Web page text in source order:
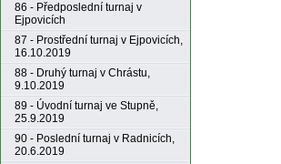
86 - Předposlední turnaj v
Ejpovicích
87 - Prostřední turnaj v Ejpovicích,
16.10.2019
88 - Druhý turnaj v Chrástu,
9.10.2019
89 - Úvodní turnaj ve Stupně,
25.9.2019
90 - Poslední turnaj v Radnicích,
20.6.2019